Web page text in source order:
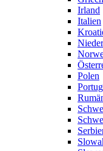
Irland
Italien
Polen